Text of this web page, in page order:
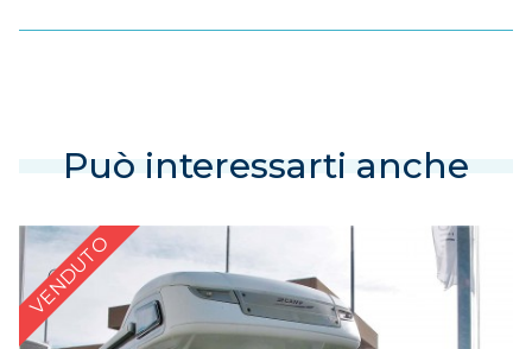
Può interessarti anche
VENDUTO